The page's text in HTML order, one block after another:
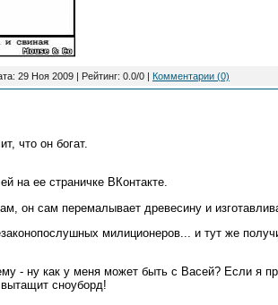
29 Ноя 2009 | Рейтинг: 0.0/0 | Комментарии (0)
что он богат.
на ее страничке ВКонтакте.
он сам перемалывает древесину и
милиционеров... и тут же
- ну как у меня может быть с Васей? Если я
вытащит сноуборд!